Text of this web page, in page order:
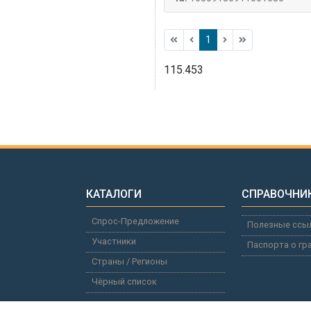
1
115.453
КАТАЛОГИ
Спрос-Предложение
Участники
Страны / Регионы
Чёрный список
Полезные
Паспорта о